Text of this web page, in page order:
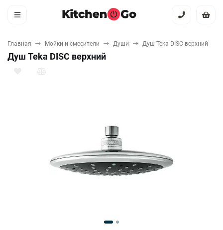
Главная Мойки и смесители Души Душ Teka DISC верхний
Душ Teka DISC верхний